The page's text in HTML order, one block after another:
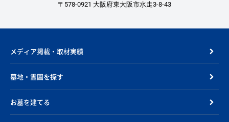
〒578-0921 大阪府東大阪市水走3-8-43
メディア掲載・取材実績
墓地・霊園を探す
お墓を建てる